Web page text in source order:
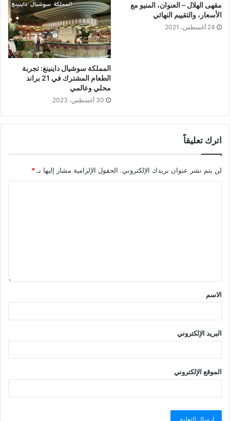
مقهى الهلال – العنوان، المنيو مع
الأسعار، والتقييم النهائي
24 أغسطس، 2021
المملكة سوشيال داينينغ: تجربة
الطعام المشترك في 21 براند
محلي وعالمي
30 أغسطس، 2023
اترك تعليقاً
لن يتم نشر عنوان بريدك الإلكتروني. الحقول الإلزامية مشار إليها بـ *
الاسم
البريد الإلكتروني
الموقع الإلكتروني